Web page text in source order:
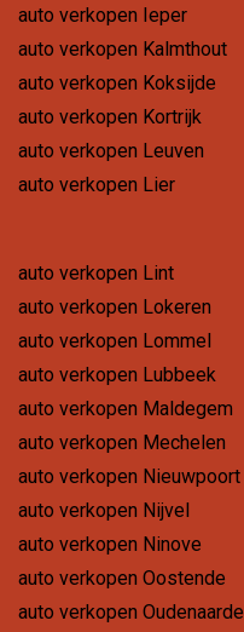
auto verkopen Ieper
auto verkopen Kalmthout
auto verkopen Koksijde
auto verkopen Kortrijk
auto verkopen Leuven
auto verkopen Lier
auto verkopen Lint
auto verkopen Lokeren
auto verkopen Lommel
auto verkopen Lubbeek
auto verkopen Maldegem
auto verkopen Mechelen
auto verkopen Nieuwpoort
auto verkopen Nijvel
auto verkopen Ninove
auto verkopen Oostende
auto verkopen Oudenaarde